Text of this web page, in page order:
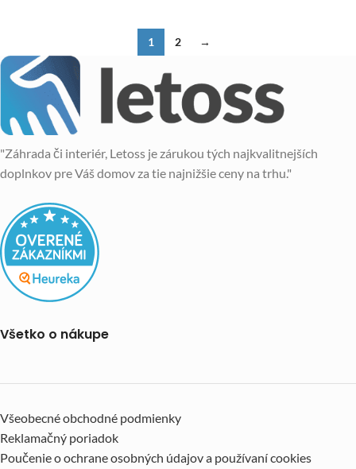
1 2 →
"Záhrada či interiér, Letoss je zárukou tých najkvalitnejších
doplnkov pre Váš domov za tie najnižšie ceny na trhu."
Všetko o nákupe
Všeobecné obchodné podmienky
Reklamačný poriadok
Poučenie o ochrane osobných údajov a používaní cookies